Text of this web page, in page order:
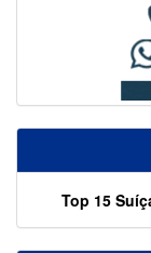
Top 15